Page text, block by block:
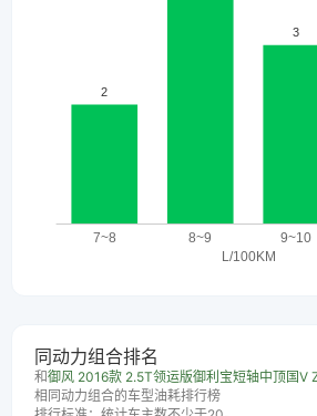
同动力组合排名
和御风 2016款 2.5T领运版御利宝短轴中顶国V
相同动力组合的车型油耗排行榜